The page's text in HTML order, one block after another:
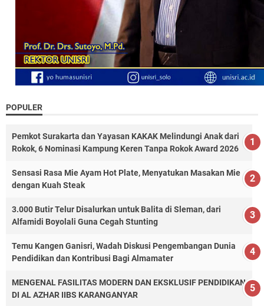
POPULER
Pemkot Surakarta dan Yayasan KAKAK Melindungi Anak dari
Rokok, 6 Nominasi Kampung Keren Tanpa Rokok Award 2026
Sensasi Rasa Mie Ayam Hot Plate, Menyatukan Masakan Mie
dengan Kuah Steak
3.000 Butir Telur Disalurkan untuk Balita di Sleman, dari
Alfamidi Boyolali Guna Cegah Stunting
Temu Kangen Ganisri, Wadah Diskusi Pengembangan Dunia
Pendidikan dan Kontribusi Bagi Almamater
MENGENAL FASILITAS MODERN DAN EKSKLUSIF PENDIDIKAN
DI AL AZHAR IIBS KARANGANYAR